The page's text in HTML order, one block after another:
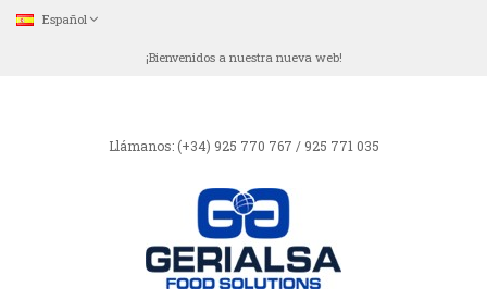
Español
¡Bienvenidos a nuestra nueva web!
Llámanos: (+34) 925 770 767 / 925 771 035